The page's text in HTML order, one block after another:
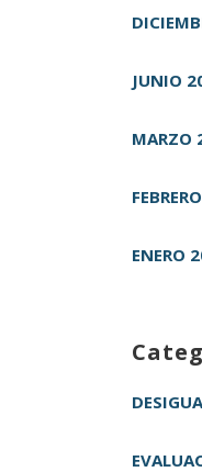
JUNIO
MARZO
ENERO